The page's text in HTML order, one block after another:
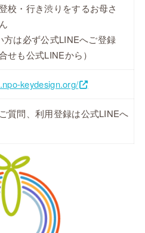
校・行き渋りをするお母さ
方は必ず公式LINEへご登録
せも公式LINEから）
keydesign.org/
質問、利用登録は公式LINEへ